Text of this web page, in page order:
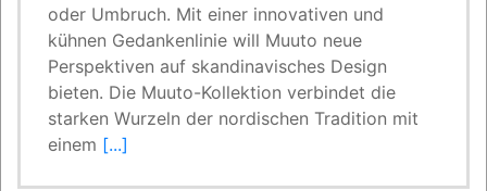
oder Umbruch. Mit einer innovativen und
kühnen Gedankenlinie will Muuto neue
Perspektiven auf skandinavisches Design
bieten. Die Muuto-Kollektion verbindet die
starken Wurzeln der nordischen Tradition mit
einem [...]